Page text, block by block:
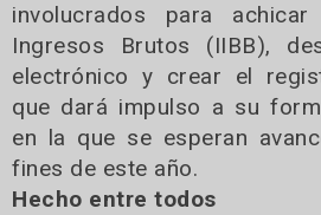
involucrados para
Ingresos Brutos (IIBB),
electrónico y crear el
que dará impulso a su
en la que se esperan
fines de este año.
Hecho entre todos